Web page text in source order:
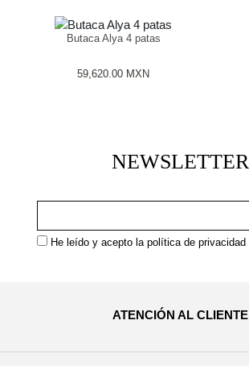
Butaca Alya 4 patas
59,620.00 MXN
NEWSLETTER
He leído y acepto lapolítica de privacidad
ATENCIÓN AL CLIENTE